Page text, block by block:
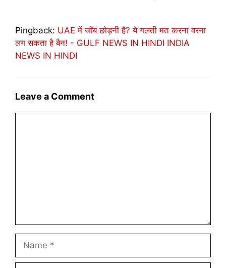
Pingback: UAE में जॉब छोड़नी है? ये गलती मत करना वरना
लग सकता है बैन! - GULF NEWS IN HINDI INDIA
NEWS IN HINDI
Leave a Comment